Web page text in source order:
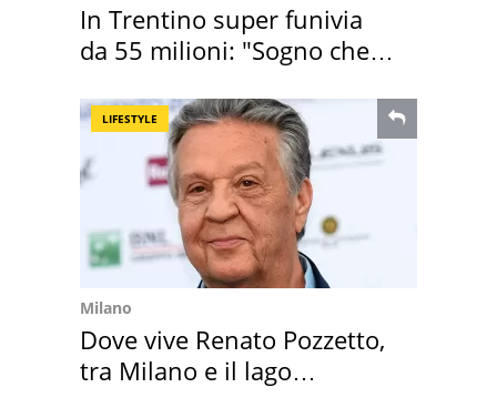
In Trentino super funivia
da 55 milioni: "Sogno che si
LIFESTYLE
Milano
Dove vive Renato Pozzetto,
tra Milano e il lago